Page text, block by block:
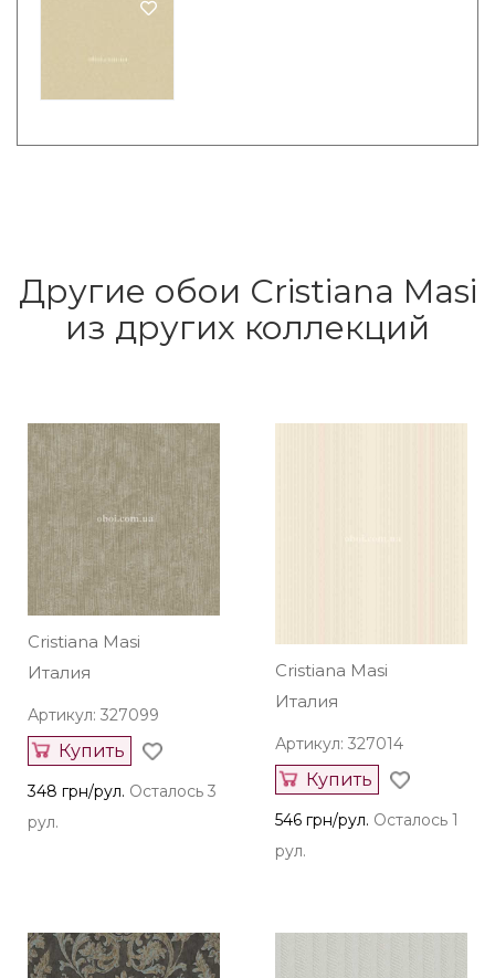
Другие обои Cristiana Masi
из других коллекций
Cristiana Masi
Италия
Артикул: 327099
Купить
348 грн/рул. Осталось 3
рул.
Cristiana Masi
Италия
Артикул: 327014
Купить
546 грн/рул. Осталось 1
рул.